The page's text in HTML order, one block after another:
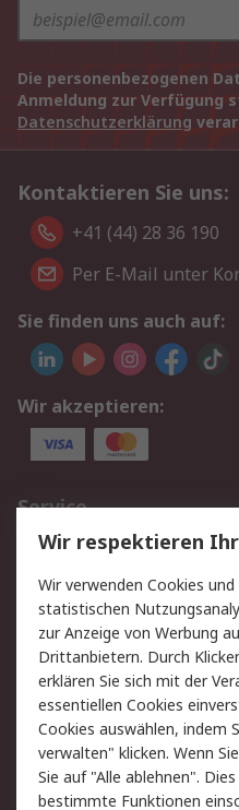
Die personenbezogenen
Anmeldung zur Verfügung
Datenschutzerklärung
Kontaktieren Sie uns:
+41 (44) 28 36 190
Per E-Mail unter
Sie finden uns auch auf:
Wir akzeptieren:
Service
Value Added Services
Rücksendungen
Hilfe
Rechtliches
AGB
Cookie-Richtlinie
Copyright/Impressum
Wir respektieren
Wir verwenden Cookies
statistischen
zur Anzeige von Werbung
Drittanbietern. Durch
erklären Sie sich mit der
essentiellen Cookies
Cookies auswählen, indem
verwalten" klicken. Wenn
Sie auf "Alle ablehnen".
bestimmte Funktionen